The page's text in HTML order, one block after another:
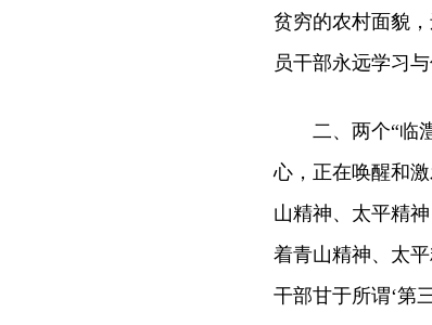
贫穷的农村面貌
员干部永远学习与
二、两个“临澧
心，正在唤醒和
山精神、太平精
着青山精神、太
干部甘于所谓‘第